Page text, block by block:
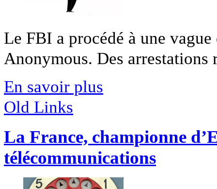
Le FBI a procédé à une
Anonymous. Des arrestations
En savoir plus
Old Links
La France, championne
télécommunications